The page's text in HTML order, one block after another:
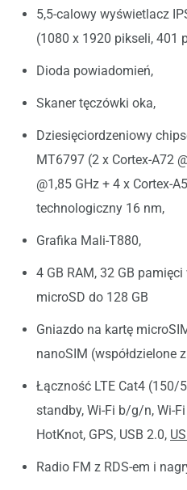
5,5-calowy wyświetlacz
(1080 x 1920 pikseli, 401
Dioda powiadomień,
Skaner tęczówki oka,
Dziesięciordzeniowy
MT6797 (2 x Cortex-A72
@1,85 GHz + 4 x Cortex-
technologiczny 16 nm,
Grafika Mali-T880,
4 GB RAM, 32 GB
microSD do 128 GB
Gniazdo na kartę
nanoSIM (współdzielone
Łączność LTE Cat4 (150/
standby, Wi-Fi b/g/n, Wi-
HotKnot, GPS, USB 2.0,
Radio FM z RDS-em i